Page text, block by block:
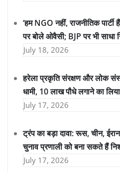
‘हम NGO नहीं, राजनीतिक
पर बोले ओवैसी; BJP पर भी साधा
July 18, 2026
हरेला प्रकृति संरक्षण और लोक
धामी, 10 लाख पौधे लगाने का
July 17, 2026
ट्रंप का बड़ा दावा: रूस, चीन,
चुनाव प्रणाली को बना सकते हैं
July 17, 2026